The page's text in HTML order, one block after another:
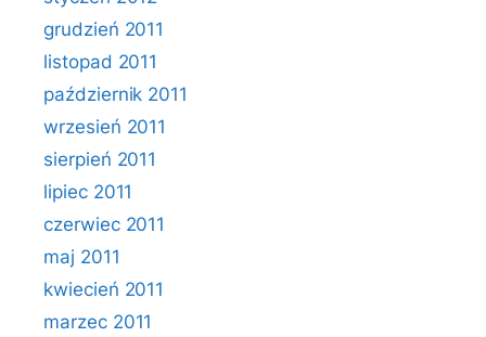
grudzień 2011
listopad 2011
październik 2011
wrzesień 2011
sierpień 2011
lipiec 2011
czerwiec 2011
maj 2011
kwiecień 2011
marzec 2011